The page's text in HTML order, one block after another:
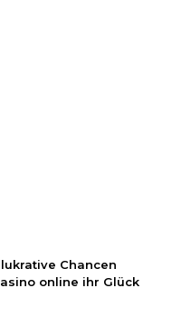
Chancen
online ihr Glück